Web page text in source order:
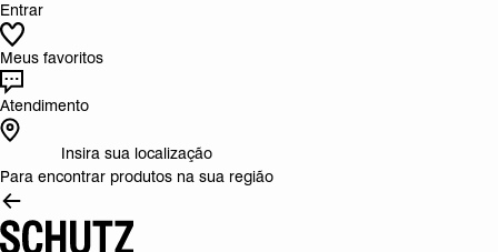
Entrar
Meus favoritos
Atendimento
Insira sua localização
Para encontrar produtos na sua região